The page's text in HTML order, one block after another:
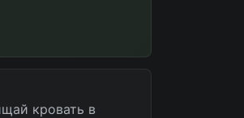
кровать в